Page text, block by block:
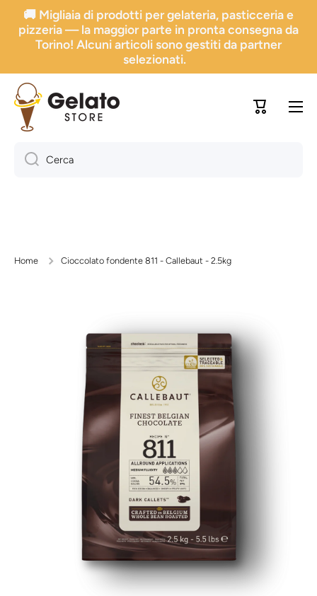
Vai direttamente ai contenuti
🚚 Migliaia di prodotti per gelateria, pasticceria e
pizzeria — la maggior parte in pronta consegna da
Torino! Alcuni articoli sono gestiti da partner
selezionati.
Carrello
Cerca
Home Cioccolato fondente 811 - Callebaut - 2.5kg